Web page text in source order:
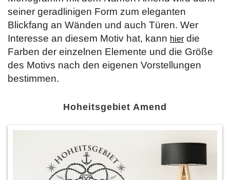
seiner geradlinigen Form zum eleganten
Blickfang an Wänden und auch Türen. Wer
Interesse an diesem Motiv hat, kann hier die
Farben der einzelnen Elemente und die Größe
des Motivs nach den eigenen Vorstellungen
bestimmen.
Hoheitsgebiet Amend